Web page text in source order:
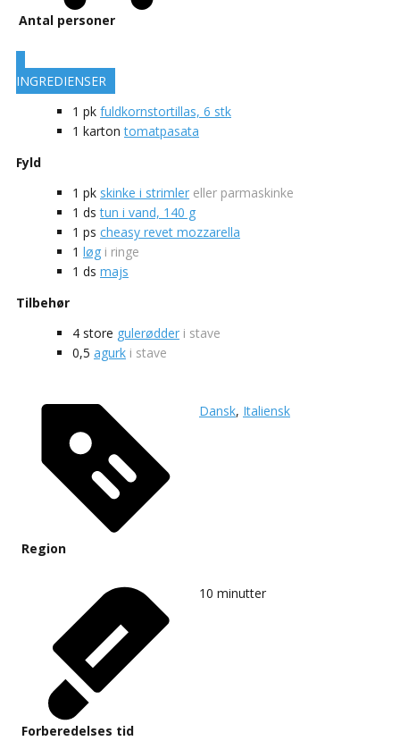
Antal personer
INGREDIENSER
1 pk fuldkornstortillas, 6 stk
1 karton tomatpasata
Fyld
1 pk skinke i strimler eller parmaskinke
1 ds tun i vand, 140 g
1 ps cheasy revet mozzarella
1 løg i ringe
1 ds majs
Tilbehør
4 store gulerødder i stave
0,5 agurk i stave
Region
Dansk, Italiensk
Forberedelses tid
10 minutter